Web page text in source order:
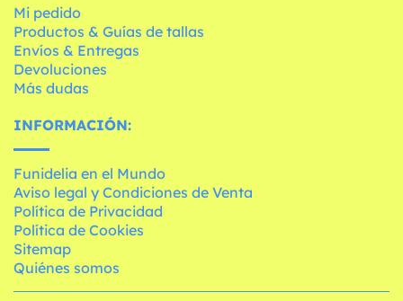
Mi pedido
Productos & Guías de tallas
Envíos & Entregas
Devoluciones
Más dudas
INFORMACIÓN:
Funidelia en el Mundo
Aviso legal y Condiciones de Venta
Política de Privacidad
Política de Cookies
Sitemap
Quiénes somos